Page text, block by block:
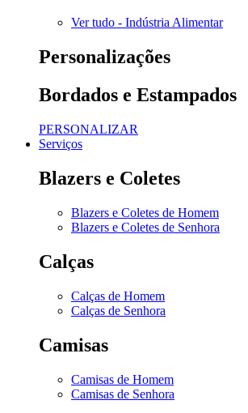
Ver tudo - Indústria Alimentar
Personalizações
Bordados e Estampados
PERSONALIZAR
Serviços
Blazers e Coletes
Blazers e Coletes de Homem
Blazers e Coletes de Senhora
Calças
Calças de Homem
Calças de Senhora
Camisas
Camisas de Homem
Camisas de Senhora